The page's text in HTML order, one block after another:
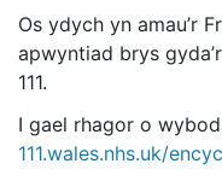
Os ydych yn amau’r
apwyntiad brys
111.
I gael rhagor o
111.wales.nhs.uk/